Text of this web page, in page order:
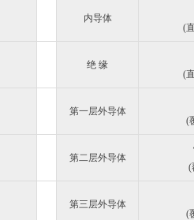
内导体
(
绝 缘
(
第一层外导体
(
第二层外导体
(
第三层外导体
(